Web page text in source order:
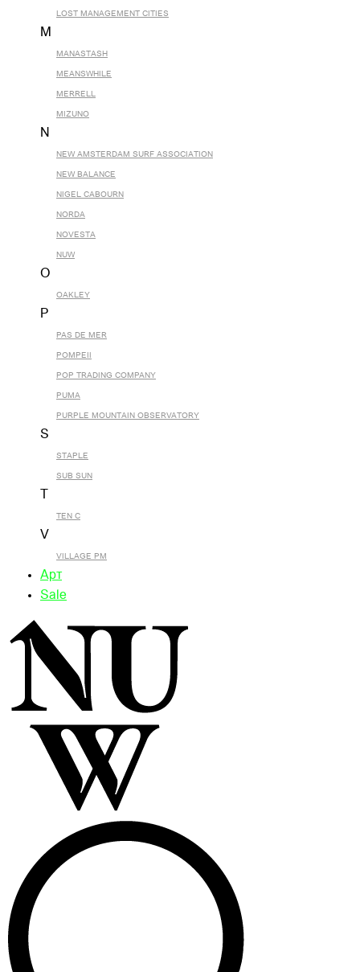
LOST MANAGEMENT CITIES
M
MANASTASH
MEANSWHILE
MERRELL
MIZUNO
N
NEW AMSTERDAM SURF ASSOCIATION
NEW BALANCE
NIGEL CABOURN
NORDA
NOVESTA
NUW
O
OAKLEY
P
PAS DE MER
POMPEII
POP TRADING COMPANY
PUMA
PURPLE MOUNTAIN OBSERVATORY
S
STAPLE
SUB SUN
TEN C
V
VILLAGE PM
Арт
Sale